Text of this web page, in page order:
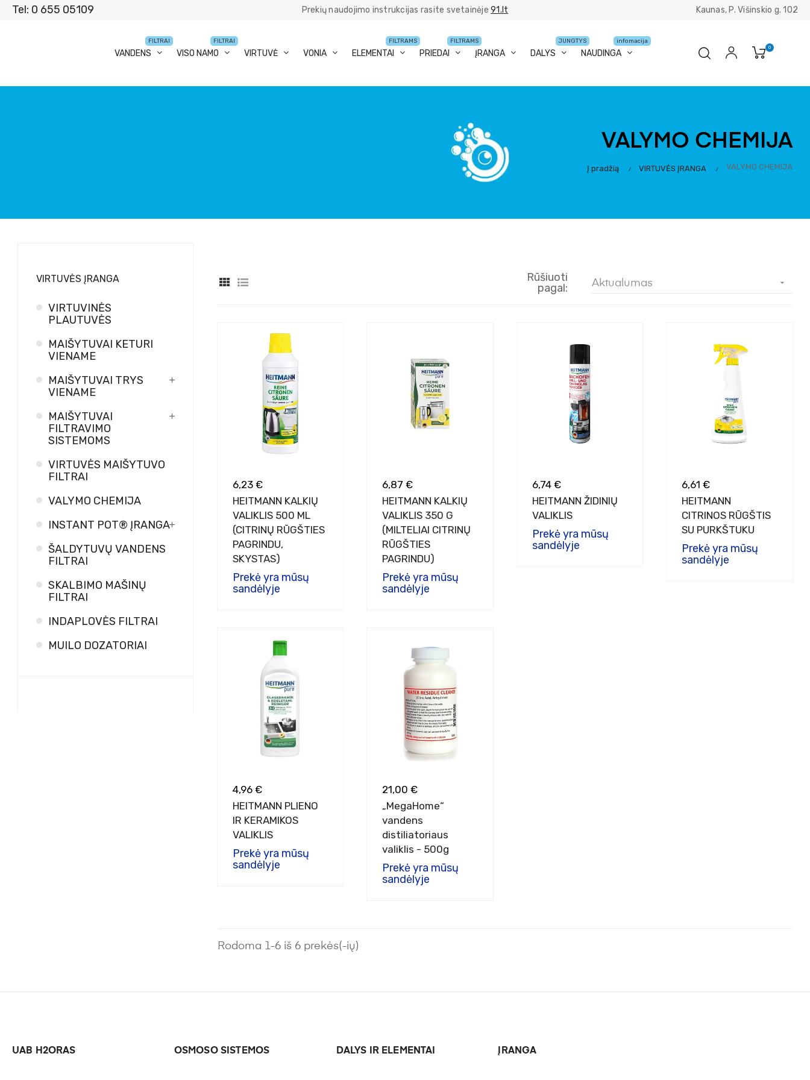
Tel: 0 655 05109 Prekių naudojimo instrukcijas rasite svetainėje91.lt Kaunas, P. Višinskio g. 102
VANDENS
FILTRAI
VISO NAMO
FILTRAI
VIRTUVĖ VONIA ELEMENTAI
FILTRAMS
PRIEDAI
FILTRAMS
ĮRANGA DALYS
JUNGTYS
NAUDINGA
infomacija
0
VALYMO CHEMIJA
Į pradžią VIRTUVĖS ĮRANGA VALYMO CHEMIJA
VIRTUVĖS ĮRANGA
VIRTUVINĖS
PLAUTUVĖS
MAIŠYTUVAI KETURI
VIENAME
MAIŠYTUVAI TRYS
VIENAME
MAIŠYTUVAI
FILTRAVIMO
SISTEMOMS
VIRTUVĖS MAIŠYTUVO
FILTRAI
VALYMO CHEMIJA
INSTANT POT® ĮRANGA
ŠALDYTUVŲ VANDENS
FILTRAI
SKALBIMO MAŠINŲ
FILTRAI
INDAPLOVĖS FILTRAI
MUILO DOZATORIAI
Rūšiuoti
pagal:
Aktualumas 
6,23 €
HEITMANN KALKIŲ
VALIKLIS 500 ML
(CITRINŲ RŪGŠTIES
PAGRINDU,
SKYSTAS)
Prekė yra mūsų
sandėlyje
6,87 €
HEITMANN KALKIŲ
VALIKLIS 350 G
(MILTELIAI CITRINŲ
RŪGŠTIES
PAGRINDU)
Prekė yra mūsų
sandėlyje
6,74 €
HEITMANN ŽIDINIŲ
VALIKLIS
Prekė yra mūsų
sandėlyje
6,61 €
HEITMANN
CITRINOS RŪGŠTIS
SU PURKŠTUKU
Prekė yra mūsų
sandėlyje
4,96 €
HEITMANN PLIENO
IR KERAMIKOS
VALIKLIS
Prekė yra mūsų
sandėlyje
21,00 €
„MegaHome“
vandens
distiliatoriaus
valiklis - 500g
Prekė yra mūsų
sandėlyje
Rodoma 1-6 iš 6 prekės(-ių)
UAB H2ORAS OSMOSO SISTEMOS DALYS IR ELEMENTAI ĮRANGA